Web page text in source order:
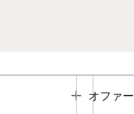
Toggle
オファー